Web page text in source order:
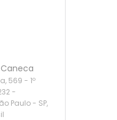
569 - 1º
-
Paulo - SP,